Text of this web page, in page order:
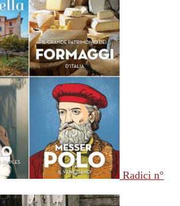
Radici n°